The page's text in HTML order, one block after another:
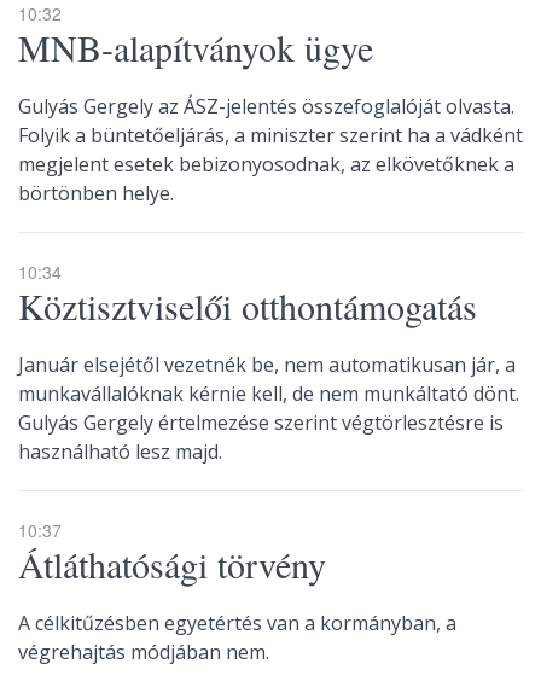
10:32
MNB-alapítványok ügye
Gulyás Gergely az ÁSZ-jelentés összefoglalóját olvasta.
Folyik a büntetőeljárás, a miniszter szerint ha a vádként
megjelent esetek bebizonyosodnak, az elkövetőknek a
börtönben helye.
10:34
Köztisztviselői otthontámogatás
Január elsejétől vezetnék be, nem automatikusan jár, a
munkavállalóknak kérnie kell, de nem munkáltató dönt.
Gulyás Gergely értelmezése szerint végtörlesztésre is
használható lesz majd.
10:37
Átláthatósági törvény
A célkitűzésben egyetértés van a kormányban, a
végrehajtás módjában nem.